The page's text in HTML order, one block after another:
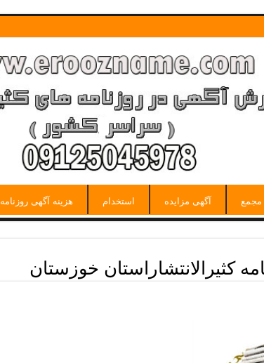
مجمع آگهی مزایده استخدام هزینه آگهی روزنامه
کثیرالانتشاراستان خوزستان